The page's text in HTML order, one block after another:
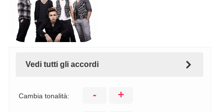
Vedi tutti gli accordi
Cambia tonalità: - +